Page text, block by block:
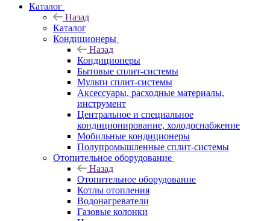
Каталог
Назад
Каталог
Кондиционеры
Назад
Кондиционеры
Бытовые сплит-системы
Мульти сплит-системы
Аксессуары, расходные материалы,
инструмент
Центральное и специальное
кондиционирование, холодоснабжение
Мобильные кондиционеры
Полупромышленные сплит-системы
Отопительное оборудование
Назад
Отопительное оборудование
Котлы отопления
Водонагреватели
Газовые колонки